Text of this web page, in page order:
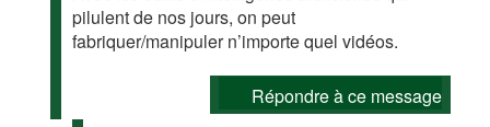
pilulent de nos jours, on peut
fabriquer/manipuler n’importe quel vidéos.
Répondre à ce message